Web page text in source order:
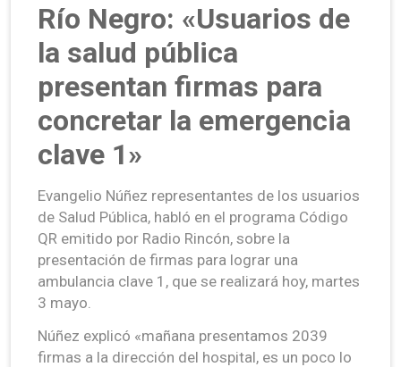
Río Negro: «Usuarios de
la salud pública
presentan firmas para
concretar la emergencia
clave 1»
Evangelio Núñez representantes de los usuarios
de Salud Pública, habló en el programa Código
QR emitido por Radio Rincón, sobre la
presentación de firmas para lograr una
ambulancia clave 1, que se realizará hoy, martes
3 mayo.
Núñez explicó «mañana presentamos 2039
firmas a la dirección del hospital, es un poco lo